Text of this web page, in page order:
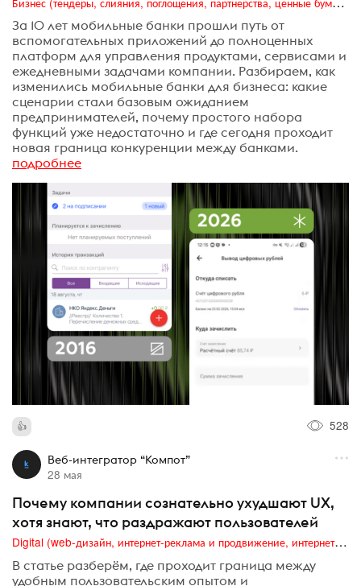
За 10 лет мобильные банки прошли путь от
вспомогательных приложений до полноценных
платформ для управления продуктами, сервисами и
ежедневными задачами компании. Разбираем, как
изменились мобильные банки для бизнеса: какие
сценарии стали базовым ожиданием
предпринимателей, почему простого набора
функций уже недостаточно и где сегодня проходит
новая граница конкуренции между банками.
подробнее
528
Веб-интегратор “Компот”
28 мая
Почему компании сознательно ухудшают UX,
хотя знают, что раздражают пользователей
Digital (web-дизайн, интернет-реклама и продвижение, интернет-сообщества и блоги, интернет-коммуникации, мобильный маркетинг, реклама на цифровых экранах)
В статье разберём, где проходит граница между
удобным пользовательским опытом и